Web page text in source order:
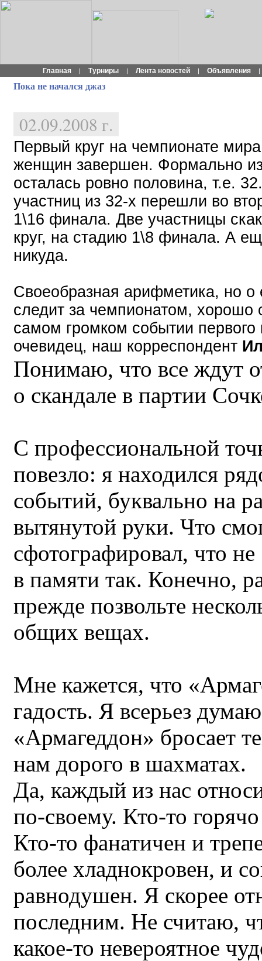
Главная | Турниры | Лента новостей | Объявления |
Пока не начался джаз
02.09.2008 г.
Первый круг на чемпионате
женщин завершен. Формально
осталась ровно половина, т.е.
участниц из 32-х перешли во
1\16 финала. Две участницы
круг, на стадию 1\8 финала. А
никуда.
Своеобразная арифметика, но о
следит за чемпионатом,
самом громком событии первого
очевидец, наш корреспондент
Понимаю, что все ждут
о скандале в партии
С профессиональной
повезло: я находился
событий, буквально на
вытянутой руки. Что
сфотографировал, что
в памяти так. Конечно,
прежде позвольте
общих вещах.
Мне кажется, что
гадость. Я всерьез
«Армагеддон» бросает
нам дорого в шахматах.
Да, каждый из нас
по-своему. Кто-то
Кто-то фанатичен и
более хладнокровен, и
равнодушен. Я скорее
последним. Не считаю,
какое-то невероятное